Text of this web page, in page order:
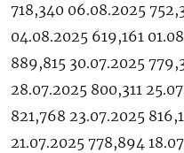
718,340 06.08.2025
04.08.2025 619,161
889,815 30.07.2025
28.07.2025 800,311
821,768 23.07.2025
21.07.2025 778,894